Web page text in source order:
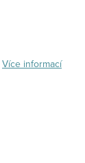
Více informací